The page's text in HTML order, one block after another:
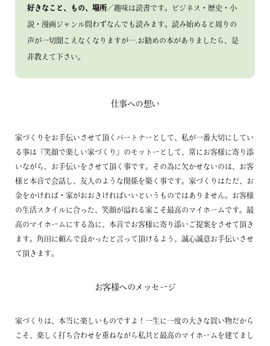
好きなこと、もの、場所／趣味は読書です。ビジネス・歴史・小
説・漫画ジャンル問わずなんでも読みます。読み始めると周りの
声が一切聞こえなくなりますが….お勧めの本がありましたら、是
非教えて下さい。
仕事への想い
家づくりをお手伝いさせて頂くパートナーとして、私が一番大切にしてい
る事は『笑顔で楽しい家づくり』のモットーとして、常にお客様に寄り添
いながら、お手伝いをさせて頂く事です。その為に欠かせないのは、お客
様と本音で会話し、友人のような関係を築く事です。家づくりはただ、お
金をかければ・家がおおきければいいというものではありません。お客様
の生活スタイルに合った、笑顔が溢れる家こそ最高のマイホームです。最
高のマイホームにする為に、本音でお客様に寄り添いご提案をさせて頂き
ます。角田に頼んで良かったと言って頂けるよう、誠心誠意お手伝いさせ
て頂きます。
お客様へのメッセージ
家づくりは、本当に楽しいものですよ！一生に一度の大きな買い物だから
こそ、楽しく打ち合わせを重ねながら私共と最高のマイホームを建てまし